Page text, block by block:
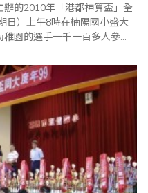
的2010年「港都神算盃」全
園的選手一千一百多人參
鬧非凡。高雄市議會副議長
油打氣，並嘉勉本會辦理比